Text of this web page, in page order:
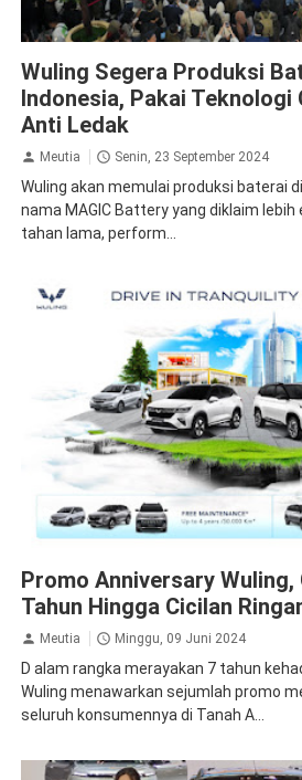
Wuling Segera Produksi
Indonesia, Pakai Teknologi
Anti Ledak
Meutia Senin, 23 September 2024
Wuling akan memulai produksi baterai
nama MAGIC Battery yang diklaim lebih
tahan lama, perform...
Promo Anniversary
Tahun Hingga Cicilan
Meutia Minggu, 09 Juni 2024
D alam rangka merayakan 7 tahun
Wuling menawarkan sejumlah promo
seluruh konsumennya di Tanah A...